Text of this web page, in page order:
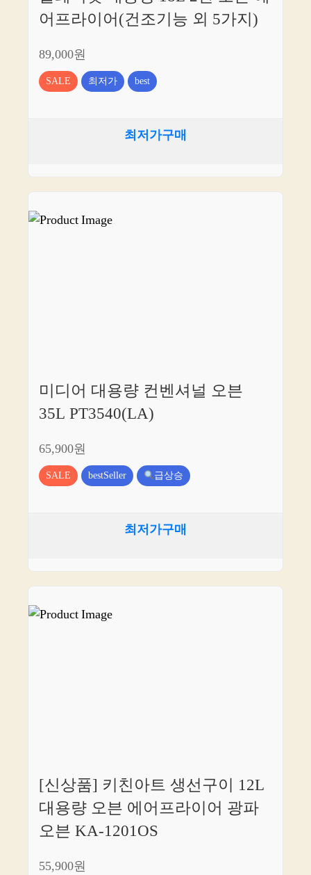
어프라이어(건조기능 외 5가지)
89,000원
SALE 최저가 best
최저가구매
미디어 대용량 컨벤셔널 오븐
35L PT3540(LA)
65,900원
SALE bestSeller 급상승
최저가구매
[신상품] 키친아트 생선구이 12L
대용량 오븐 에어프라이어 광파
오븐 KA-1201OS
55,900원